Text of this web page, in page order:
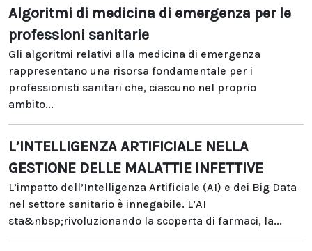
Algoritmi di medicina di emergenza per le
professioni sanitarie
Gli algoritmi relativi alla medicina di emergenza
rappresentano una risorsa fondamentale per i
professionisti sanitari che, ciascuno nel proprio
ambito...
L’INTELLIGENZA ARTIFICIALE NELLA
GESTIONE DELLE MALATTIE INFETTIVE
L’impatto dell’Intelligenza Artificiale (AI) e dei Big Data
nel settore sanitario è innegabile. L’AI
sta&nbsp;rivoluzionando la scoperta di farmaci, la...